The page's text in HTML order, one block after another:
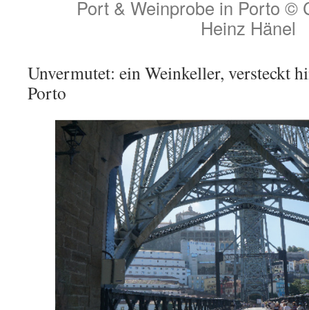
Port & Weinprobe in Porto ©
Heinz Hänel
Unvermutet: ein Weinkeller, versteckt
Porto